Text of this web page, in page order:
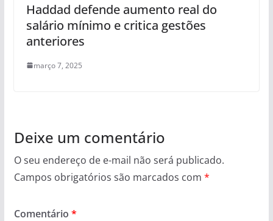
Haddad defende aumento real do
salário mínimo e critica gestões
anteriores
março 7, 2025
Deixe um comentário
O seu endereço de e-mail não será publicado.
Campos obrigatórios são marcados com *
Comentário *